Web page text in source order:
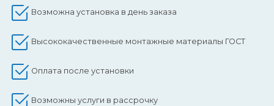
Возможна установка в день заказа
Высококачественные монтажные материалы ГОСТ
Оплата после установки
Возможны услуги в рассрочку